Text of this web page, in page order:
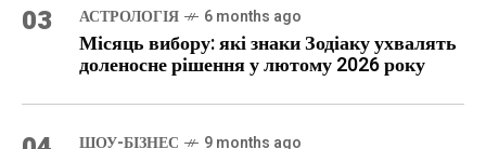
03 АСТРОЛОГІЯ 6 months ago
Місяць вибору: які знаки Зодіаку ухвалять
доленосне рішення у лютому 2026 року
ШОУ-БІЗНЕС 9 months ago